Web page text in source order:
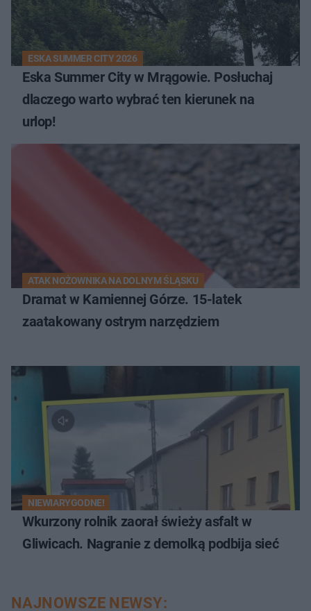
ESKA SUMMER CITY 2026
Eska Summer City w Mrągowie. Posłuchaj
dlaczego warto wybrać ten kierunek na
urlop!
ATAK NOŻOWNIKA NA DOLNYM ŚLĄSKU
Dramat w Kamiennej Górze. 15-latek
zaatakowany ostrym narzędziem
NIEWIARYGODNE!
Wkurzony rolnik zaorał świeży asfalt w
Gliwicach. Nagranie z demolką podbija sieć
NAJNOWSZE NEWSY: